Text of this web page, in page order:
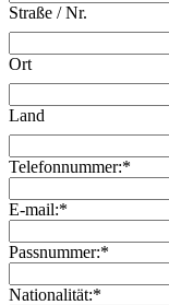
Straße / Nr.
Ort
Land
Telefonnummer:*
E-mail:*
Passnummer:*
Nationalität:*